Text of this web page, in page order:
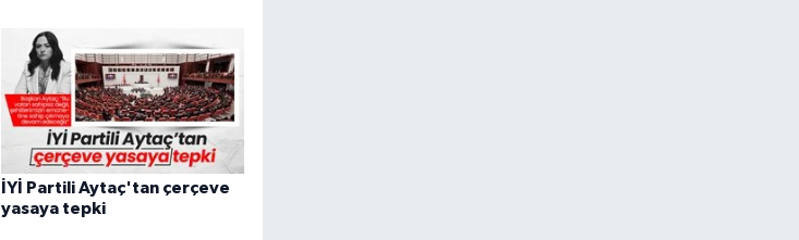
İYİ Partili Aytaç'tan çerçeve
yasaya tepki